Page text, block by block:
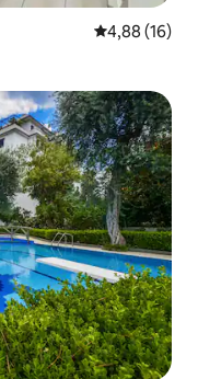
Évaluation
4,88 (16)